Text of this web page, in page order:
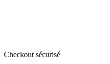
Checkout sécurisé